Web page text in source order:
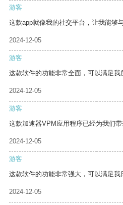
游客
这款app就像我的社交平台，让我能够
2024-12-05
游客
这款软件的功能非常全面，可以满足我
2024-12-05
游客
这款加速器VPM应用程序已经为我们带
2024-12-05
游客
这款软件的功能非常强大，可以满足我
2024-12-05